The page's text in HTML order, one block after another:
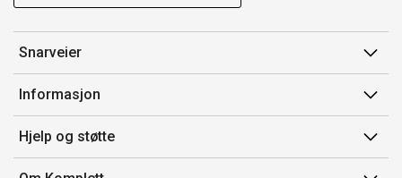
Snarveier
Min side
Ordreoversikt
Flex
Komplett Club
Informasjon
Salgsbetingelser
Medlemsvilkår for Komplett Club
Hjelp og støtte
Kontakt oss